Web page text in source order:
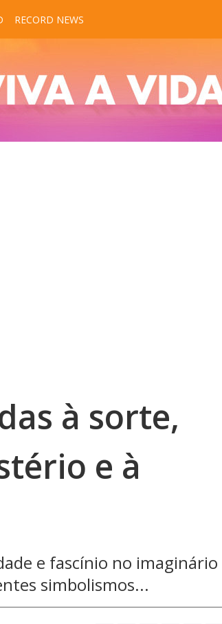
RECORD NEWS
à sorte,
e à
e fascínio no imaginário
simbolismos...